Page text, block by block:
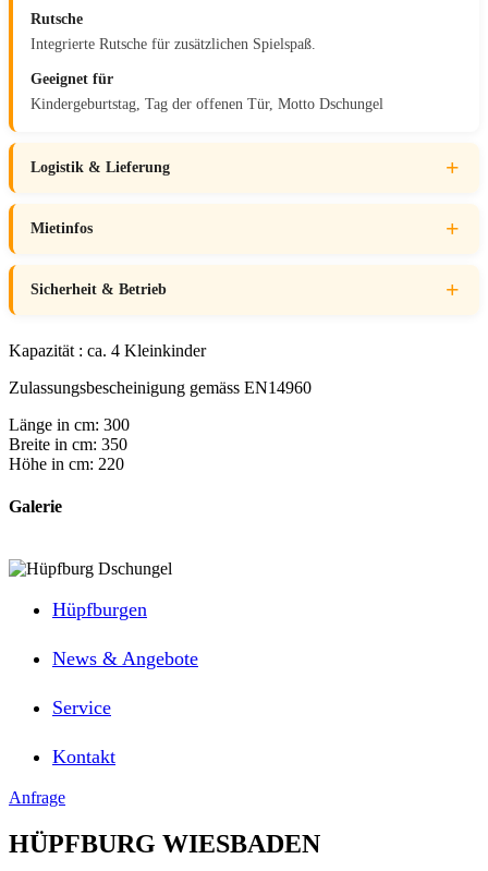
Rutsche
Integrierte Rutsche für zusätzlichen Spielspaß.
Geeignet für
Kindergeburtstag, Tag der offenen Tür, Motto Dschungel
Logistik & Lieferung
Mietinfos
Sicherheit & Betrieb
Kapazität : ca. 4 Kleinkinder
Zulassungsbescheinigung gemäss EN14960
Länge in cm: 300
Breite in cm: 350
Höhe in cm: 220
Galerie
Hüpfburgen
News & Angebote
Service
Kontakt
Anfrage
HÜPFBURG WIESBADEN